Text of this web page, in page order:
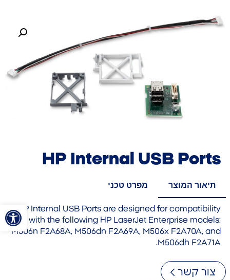
פתח
HP Internal USB Ports
תיאור המוצר מפרט טכני
HP Internal USB Ports are designed for compatibility
with the following HP LaserJet Enterprise models:
M506n F2A68A, M506dn F2A69A, M506x F2A70A, and
M506dh F2A71A.
צור קשר